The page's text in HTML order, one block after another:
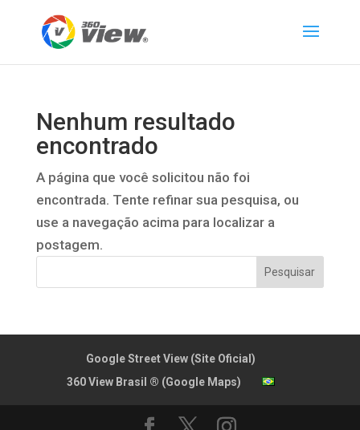
Nenhum resultado
encontrado
A página que você solicitou não foi
encontrada. Tente refinar sua pesquisa, ou
use a navegação acima para localizar a
postagem.
Google Street View (Site Oficial)
360 View Brasil ® (Google Maps)